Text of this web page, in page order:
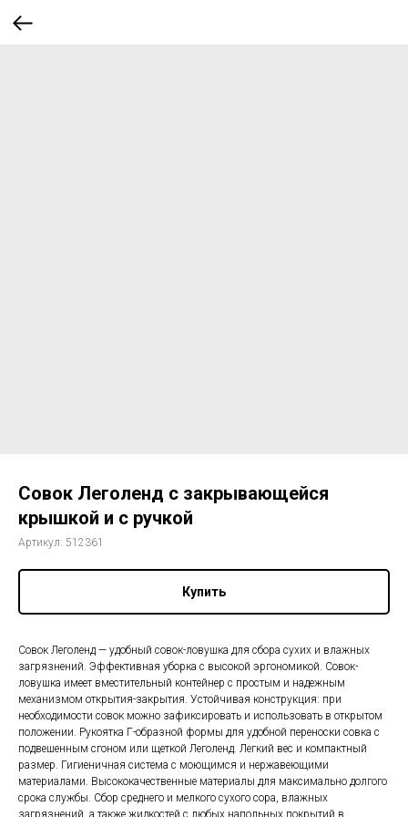
Совок Леголенд с закрывающейся
крышкой и с ручкой
Артикул: 512361
Купить
Совок Леголенд — удобный совок-ловушка для сбора сухих и влажных
загрязнений. Эффективная уборка с высокой эргономикой. Совок-
ловушка имеет вместительный контейнер с простым и надежным
механизмом открытия-закрытия. Устойчивая конструкция: при
необходимости совок можно зафиксировать и использовать в открытом
положении. Рукоятка Г-образной формы для удобной переноски совка с
подвешенным сгоном или щеткой Леголенд. Легкий вес и компактный
размер. Гигиеничная система с моющимся и нержавеющими
материалами. Высококачественные материалы для максимально долгого
срока службы. Сбор среднего и мелкого сухого сора, влажных
загрязнений, а также жидкостей с любых напольных покрытий в